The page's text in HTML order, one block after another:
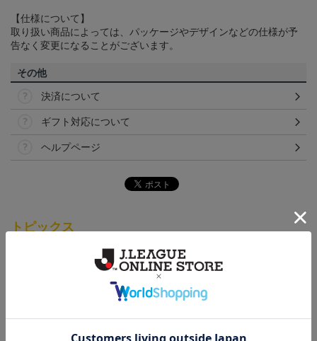
【仕様について】
取り扱い商品によっては、パッケージやデザインなどの仕様が予
告なく変更になることがございます。
その他
決済について
ギフト対応について
ヘルプページ
トピックス
チームマスコットグッズは、サポーターやファン必
見！今すぐチェックしてみてください！
仙台